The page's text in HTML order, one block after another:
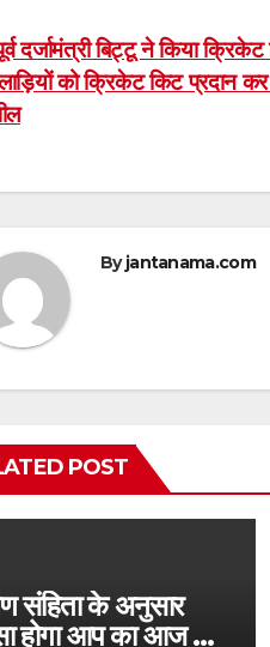
दर्जामंत्री बिट्टू ने किया
को क्रिकेट किट प्रदान
Byjantanama.com
POST
संहिता के अनुसार
होगा आप का आज का